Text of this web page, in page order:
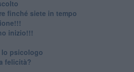
finché siete in tempo
inizio!!!
lo psicologo
felicità?